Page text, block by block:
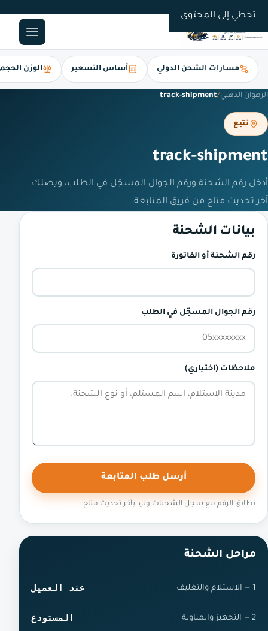
تخطي إلى المحتوى
مسارات الشحن الدولي أساس التسعير الوزن
الرهوان الذهبي/
track-shipment
تتبع
track-shipment
أدخل رقم الشحنة ورقم الجوال المسجّل في الطلب، ويصلك
آخر تحديث متاح من فريق المتابعة.
بيانات الشحنة
رقم الشحنة أو الفاتورة
رقم الجوال المسجّل في الطلب
ملاحظات (اختياري)
لا
تكتب
في
هذه
أرسل طلب المتابعة
نطابق الرقم مع سجل الشحنات ونرد بآخر تحديث متاح.
مراحل الشحنة
1 — الاستلام والتغليف عند العميل
2 — التجهيز والمناولة المستودع